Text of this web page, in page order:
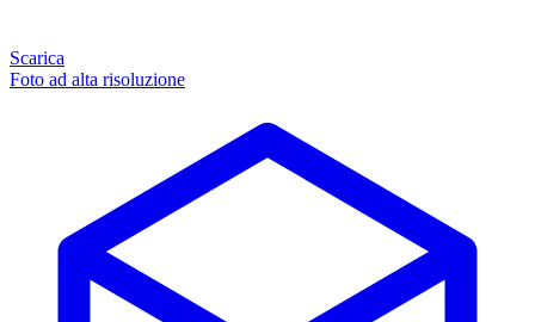
Scarica
Foto ad alta risoluzione